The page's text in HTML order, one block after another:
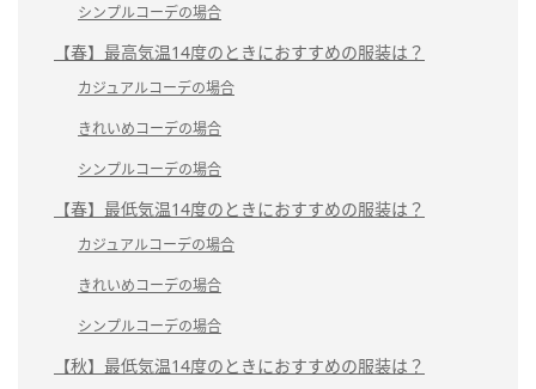
シンプルコーデの場合
【春】最高気温14度のときにおすすめの服装は？
カジュアルコーデの場合
きれいめコーデの場合
シンプルコーデの場合
【春】最低気温14度のときにおすすめの服装は？
カジュアルコーデの場合
きれいめコーデの場合
シンプルコーデの場合
【秋】最低気温14度のときにおすすめの服装は？